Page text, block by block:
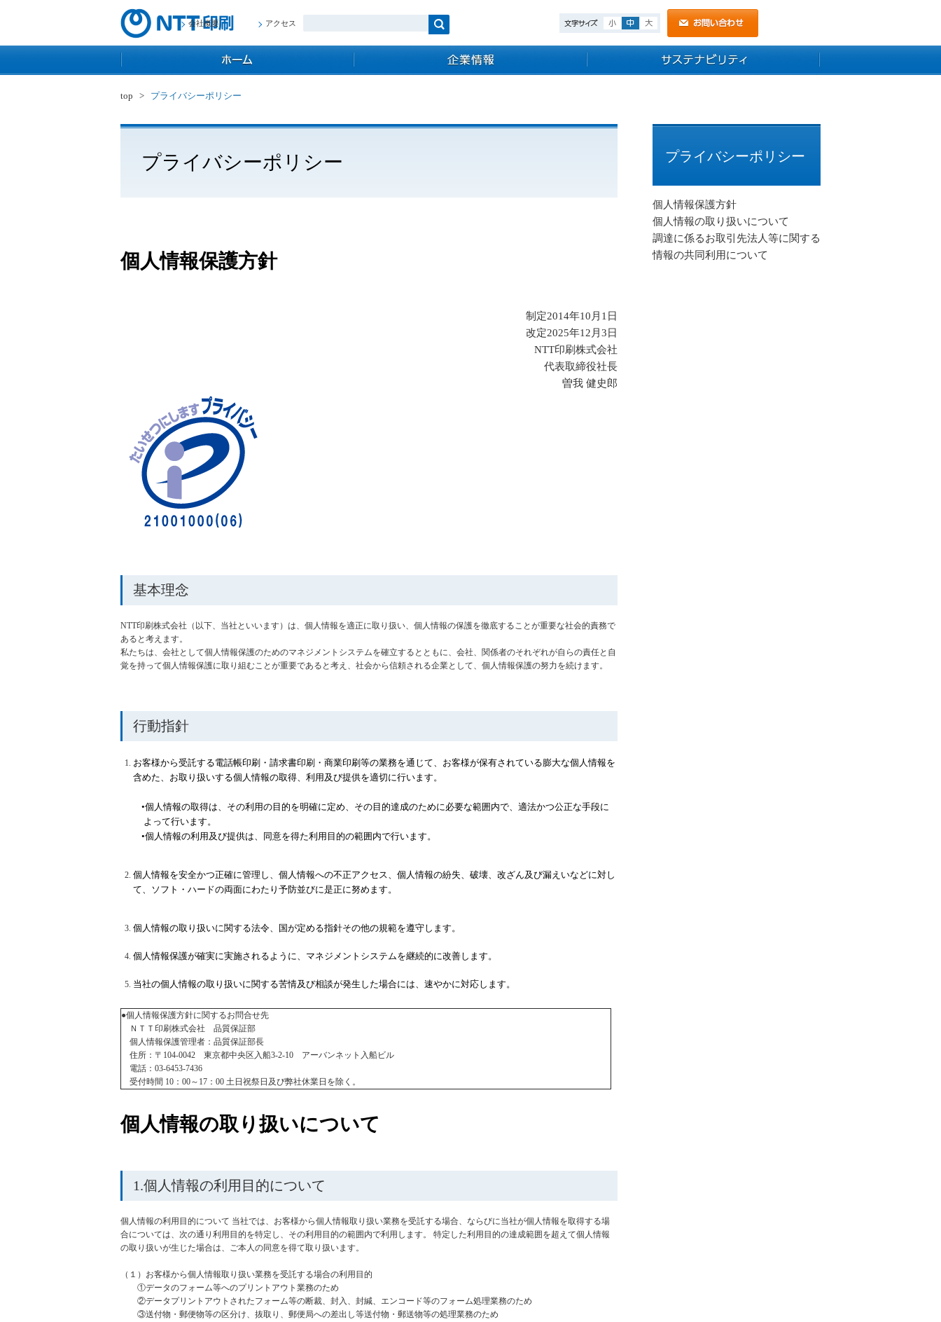
会社概要 アクセス 小 中
top > プライバシーポリシー
プライバシーポリシー
個人情報保護方針
制定2014年10月1日
改定2025年12月3日
NTT印刷株式会社
代表取締役社長
曽我 健史郎
基本理念
NTT印刷株式会社（以下、当社といいます）は、個人情報を適正に取り扱い、個人情報の保護を徹底することが重要な社会的責務で
あると考えます。
私たちは、会社として個人情報保護のためのマネジメントシステムを確立するとともに、会社、関係者のそれぞれが自らの責任と自
覚を持って個人情報保護に取り組むことが重要であると考え、社会から信頼される企業として、個人情報保護の努力を続けます。
行動指針
お客様から受託する電話帳印刷・請求書印刷・商業印刷等の業務を通じて、お客様が保有されている膨大な個人情報を
含めた、お取り扱いする個人情報の取得、利用及び提供を適切に行います。
•個人情報の取得は、その利用の目的を明確に定め、その目的達成のために必要な範囲内で、適法かつ公正な手段に
よって行います。
•個人情報の利用及び提供は、同意を得た利用目的の範囲内で行います。
個人情報を安全かつ正確に管理し、個人情報への不正アクセス、個人情報の紛失、破壊、改ざん及び漏えいなどに対し
て、ソフ ト・ハードの両面にわたり予防並びに是正に努めます。
個人情報の取り扱いに関する法令、国が定める指針その他の規範を遵守します。
個人情報保護が確実に実施されるように、マネジメントシステムを継続的に改善します。
当社の個人情報の取り扱いに関する苦情及び相談が発生した場合には、速やかに対応します。
●個人情報保護方針に関するお問合せ先
ＮＴＴ印刷株式会社 品質保証部
個人情報保護管理者：品質保証部長
住所：〒104-0042 東京都中央区入船3-2-10 アーバンネット入船ビル
電話：03-6453-7436
受付時間 10：00～17：00 土日祝祭日及び弊社休業日を除く。
個人情報の取り扱いについて
1.個人情報の利用目的について
個人情報の利用目的について 当社では、お客様から個人情報取り扱い業務を受託する場合、ならびに当社が個人情報を取得する場
合については、次の通り利用目的を特定し、その利用目的の範囲内で利用します。 特定した利用目的の達成範囲を超えて個人情報
の取り扱いが生じた場合は、ご本人の同意を得て取り扱います。
（１）お客様から個人情報取り扱い業務を受託する場合の利用目的
①データのフォーム等へのプリントアウト業務のため
②データプリントアウトされたフォーム等の断裁、封入、封緘、エンコード等のフォーム処理業務のため
③送付物・郵便物等の区分け、抜取り、郵便局への差出し等送付物・郵送物等の処理業務のため
プライバシーポリシー
個人情報保護方針
個人情報の取り扱いについて
調達に係るお取引先法人等に関する
情報の共同利用について